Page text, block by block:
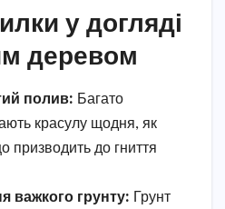
у догляді
деревом
полив: Багато
красулу щодня, як
призводить до гниття
важкого грунту: Грунт